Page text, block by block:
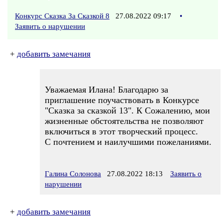
Конкурс Сказка За Сказкой 8 27.08.2022 09:17
•
Заявить о нарушении
+ добавить замечания
Уважаемая Илана! Благодарю за
приглашение поучаствовать в Конкурсе
"Сказка за сказкой 13". К Сожалению, мои
жизненные обстоятельства не позволяют
включиться в этот творческий процесс.
С почтением и наилучшими пожеланиями.
Галина Солонова 27.08.2022 18:13
Заявить о
нарушении
+ добавить замечания